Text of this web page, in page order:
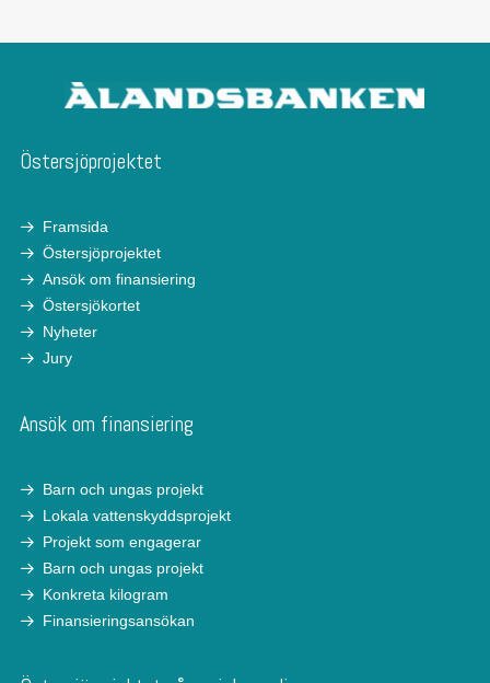
Östersjöprojektet
Framsida
Östersjöprojektet
Ansök om finansiering
Östersjökortet
Nyheter
Jury
Ansök om finansiering
Barn och ungas projekt
Lokala vattenskyddsprojekt
Projekt som engagerar
Barn och ungas projekt
Konkreta kilogram
Finansieringsansökan